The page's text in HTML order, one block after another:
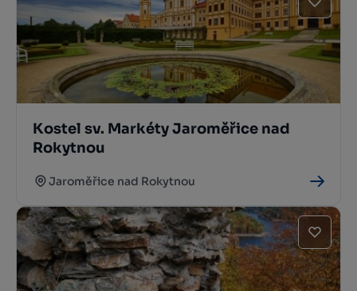
Kostel sv. Markéty Jaroměřice nad
Rokytnou
Jaroměřice nad Rokytnou